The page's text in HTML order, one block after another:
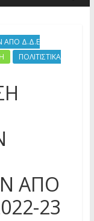
ΑΠΟ Δ.Δ.Ε
ΠΟΛΙΤΙΣΤΙΚΑ
ΑΠΟ
23